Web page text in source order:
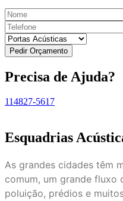
Pedir Orçamento
Precisa de Ajuda?
114827-5617
Esquadrias
As grandes cidades têm
comum, um grande fluxo
poluição, prédios e